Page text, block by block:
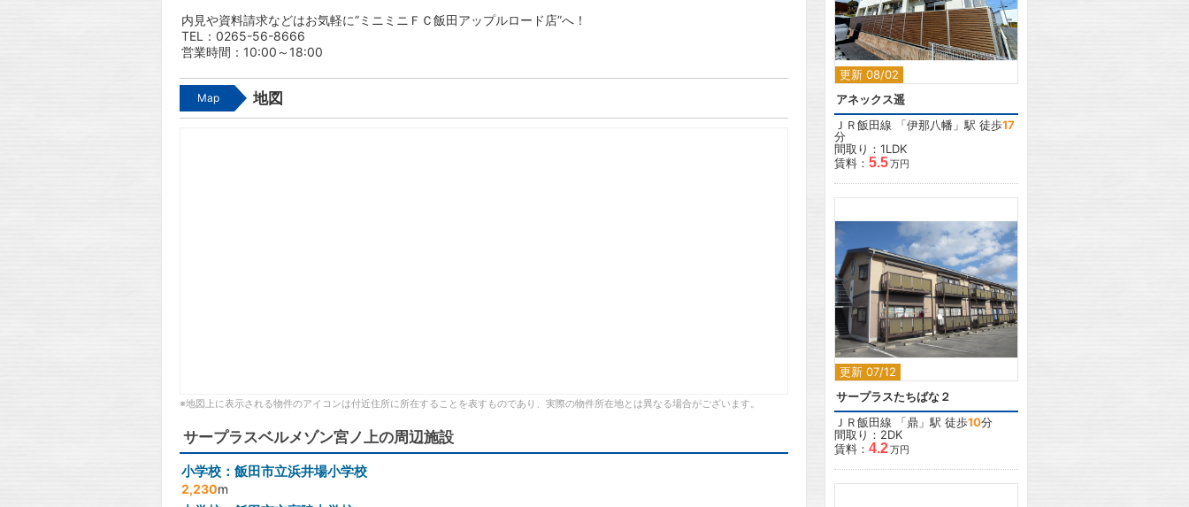
内見や資料請求などはお気軽に”ミニミニＦＣ飯田アップルロード店”へ！
TEL：0265-56-8666
営業時間：10:00～18:00
Map 地図
※地図上に表示される物件のアイコンは付近住所に所在することを表すものであり、実際の物件所在地とは異なる場合がございます。
サープラスベルメゾン宮ノ上の周辺施設
小学校：飯田市立浜井場小学校
2,230m
更新 08/02
2
アネックス遥
ＪＲ飯田線 「伊那八幡 」駅 徒歩17
分
間取り：1LDK
賃料： 5.5万円
更新 07/12
2
サープラスたちばな２
ＪＲ飯田線 「鼎 」駅 徒歩10分
間取り：2DK
賃料： 4.2万円